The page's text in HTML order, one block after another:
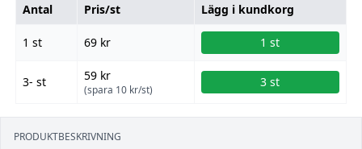
Antal Pris/st Lägg i kundkorg
1 st 69 kr 1 st
3- st 59 kr
(spara 10 kr/st)
3 st
PRODUKTBESKRIVNING